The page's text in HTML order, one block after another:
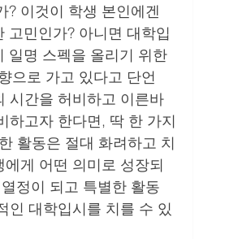
? 이것이 학생 본인에겐
고민인가? 아니면 대학입
일명 스펙을 올리기 위한
으로 가고 있다고 단언
시간을 허비하고 이른바
하고자 한다면, 딱 한 가지
활동은 절대 화려하고 치
게 어떤 의미로 성장되
정이 되고 특별한 활동
인 대학입시를 치를 수 있